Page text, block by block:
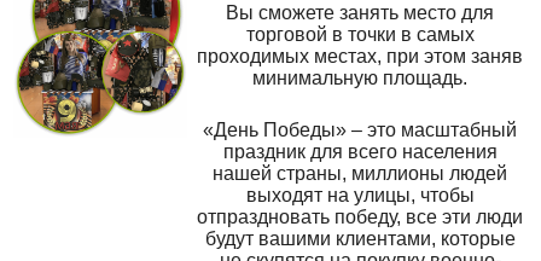
Вы сможете занять место для
торговой в точки в самых
проходимых местах, при этом заняв
минимальную площадь.
«День Победы» – это масштабный
праздник для всего населения
нашей страны, миллионы людей
выходят на улицы, чтобы
отпраздновать победу, все эти люди
будут вашими клиентами, которые